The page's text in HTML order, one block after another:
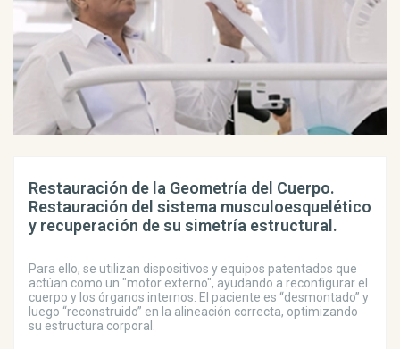
Restauración de la Geometría del Cuerpo.
Restauración del sistema musculoesquelético
y recuperación de su simetría estructural.
Para ello, se utilizan dispositivos y equipos patentados que
actúan como un "motor externo", ayudando a reconfigurar el
cuerpo y los órganos internos. El paciente es “desmontado” y
luego “reconstruido” en la alineación correcta, optimizando
su estructura corporal.